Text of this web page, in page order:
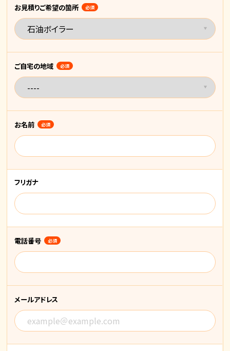
お見積りご希望の箇所 必須
ご自宅の地域 必須
お名前 必須
フリガナ
電話番号 必須
メールアドレス